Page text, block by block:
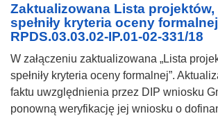
Zaktualizowana Lista projektów,
spełniły kryteria oceny
RPDS.03.03.02-IP.01-02-331/18
W załączeniu zaktualizowana „Lista
spełniły kryteria oceny formalnej”.
faktu uwzględnienia przez DIP wniosku
ponowną weryfikację jej wniosku o